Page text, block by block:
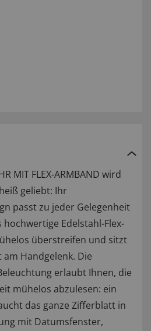
MIT FLEX-ARMBAND wird
geliebt: Ihr
passt zu jeder Gelegenheit
hochwertige Edelstahl-Flex-
überstreifen und sitzt
Handgelenk. Die
erlaubt Ihnen, die
mühelos abzulesen: ein
das ganze Zifferblatt in
mit Datumsfenster,